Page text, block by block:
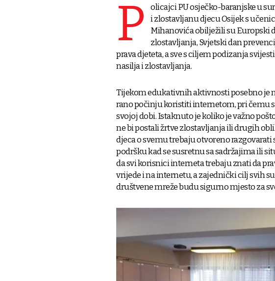
P
olicajci PU osječko-baranjske u
i zlostavljanu djecu Osijek s
Mihanovića obilježili su Europski
zlostavljanja, Svjetski dan
prava djeteta, a sve s ciljem podizanja
nasilja i zlostavljanja.
Tijekom edukativnih aktivnosti posebno je
rano počinju koristiti internetom, pri čemu
svojoj dobi. Istaknuto je koliko je važno
ne bi postali žrtve zlostavljanja ili drugih
djeca o svemu trebaju otvoreno
podršku kad se susretnu sa sadržajima ili
da svi korisnici interneta trebaju znati da
vrijede i na internetu, a zajednički cilj svih
društvene mreže budu sigurno mjesto za